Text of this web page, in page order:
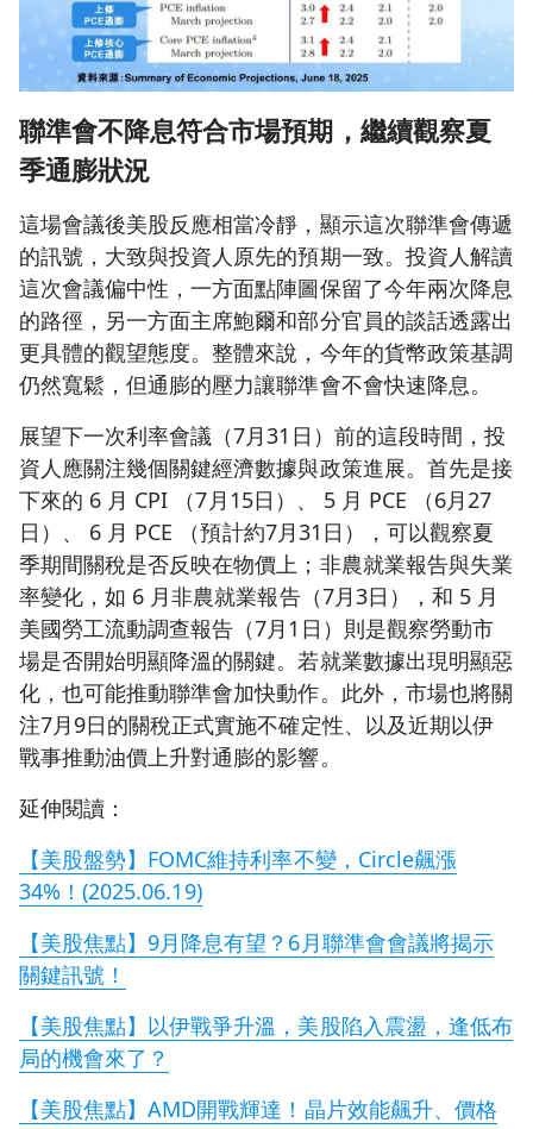
聯準會不降息符合市場預期，繼續觀察夏
季通膨狀況
這場會議後美股反應相當冷靜，顯示這次聯準會傳遞
的訊號，大致與投資人原先的預期一致。投資人解讀
這次會議偏中性，一方面點陣圖保留了今年兩次降息
的路徑，另一方面主席鮑爾和部分官員的談話透露出
更具體的觀望態度。整體來說，今年的貨幣政策基調
仍然寬鬆，但通膨的壓力讓聯準會不會快速降息。
展望下一次利率會議（7月31日）前的這段時間，投
資人應關注幾個關鍵經濟數據與政策進展。首先是接
下來的 6 月 CPI （7月15日）、 5 月 PCE （6月27
日）、 6 月 PCE （預計約7月31日），可以觀察夏
季期間關稅是否反映在物價上；非農就業報告與失業
率變化，如 6 月非農就業報告（7月3日），和 5 月
美國勞工流動調查報告（7月1日）則是觀察勞動市
場是否開始明顯降溫的關鍵。若就業數據出現明顯惡
化，也可能推動聯準會加快動作。此外，市場也將關
注7月9日的關稅正式實施不確定性、以及近期以伊
戰事推動油價上升對通膨的影響。
延伸閱讀：
【美股盤勢】FOMC維持利率不變，Circle飆漲
34%！(2025.06.19)
【美股焦點】9月降息有望？6月聯準會會議將揭示
關鍵訊號！
【美股焦點】以伊戰爭升溫，美股陷入震盪，逢低布
局的機會來了？
【美股焦點】AMD開戰輝達！晶片效能飆升、價格